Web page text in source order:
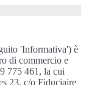
'Informativa') è
di commercio e
775 461, la cui
23, c/o Fiduciaire